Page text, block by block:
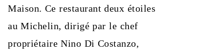
Maison. Ce restaurant deux étoiles
au Michelin, dirigé par le chef
propriétaire Nino Di Costanzo,